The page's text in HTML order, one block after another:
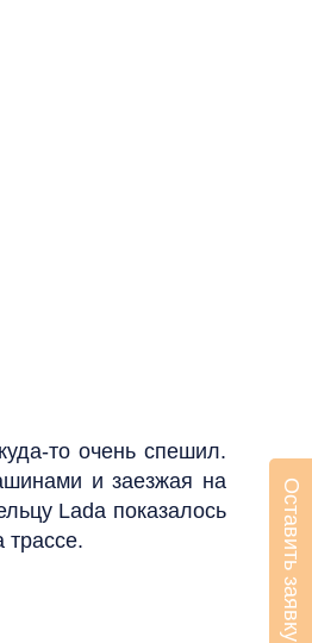
то очень спешил.
и заезжая на
Lada показалось
Оставить заявку